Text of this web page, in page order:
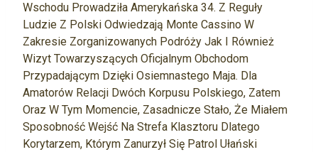
Wschodu Prowadziła Amerykańska 34. Z Reguły
Ludzie Z Polski Odwiedzają Monte Cassino W
Zakresie Zorganizowanych Podróży Jak I Również
Wizyt Towarzyszących Oficjalnym Obchodom
Przypadającym Dzięki Osiemnastego Maja. Dla
Amatorów Relacji Dwóch Korpusu Polskiego, Zatem
Oraz W Tym Momencie, Zasadnicze Stało, Że Miałem
Sposobność Wejść Na Strefa Klasztoru Dlatego
Korytarzem, Którym Zanurzył Się Patrol Ułański